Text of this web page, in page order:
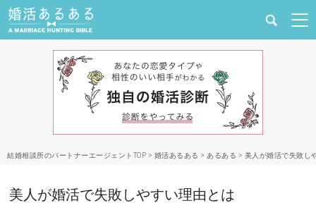
婚活と結婚
合コン・街コン
結婚相談所のパートナーエージェントTOP > 婚活あるある > あるある > 美人が婚活で失敗し
美人が婚活で失敗しやすい理由とは